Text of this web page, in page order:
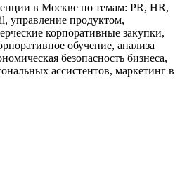
в Москве по темам: PR, HR,
управление продуктом,
корпоративные закупки,
обучение, анализа
безопасность бизнеса,
ассистентов, маркетинг в